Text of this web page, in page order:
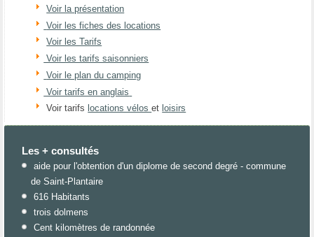
Voir la présentation
Voir les fiches des locations
Voir les Tarifs
Voir les tarifs saisonniers
Voir le plan du camping
Voir tarifs en anglais
Voir tarifs locations véloset loisirs
Les + consultés
aide pour l'obtention d'un diplome de second degré - commune
de Saint-Plantaire
616 Habitants
trois dolmens
Cent kilomètres de randonnée